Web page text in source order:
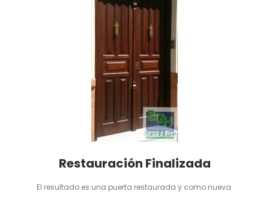
Restauración Finalizada
El resultado es una puerta restaurada y como nueva.